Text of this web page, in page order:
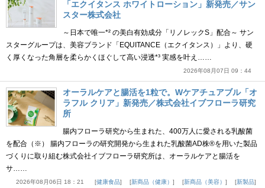
「エクイタンス ホワイトローション」新発売／サン
スター株式会社
～日本で唯一*² の美白有効成分「リノレックS」配合～ サン
スターグループは、美容ブランド「EQUITANCE（エクイタンス）」より、硬
く厚くなった角層を柔らかくほぐして高い浸透*³ 実感を叶え……
2026年08月07日 09：44
オーラルケアと腸活を1粒で。Wケアチュアブル「オ
ラフル クリア」新発売／株式会社イブフローラ研究
所
腸内フローラ研究から生まれた、400万人に愛される乳酸菌
を配合（※） 腸内フローラの研究開発から生まれた乳酸菌AD株®を用いた製品
づくりに取り組む株式会社イブフローラ研究所は、オーラルケアと腸活を
サ……
2026年08月06日 18：21 健康食品 新商品（健康） 新商品（美容） 新製品